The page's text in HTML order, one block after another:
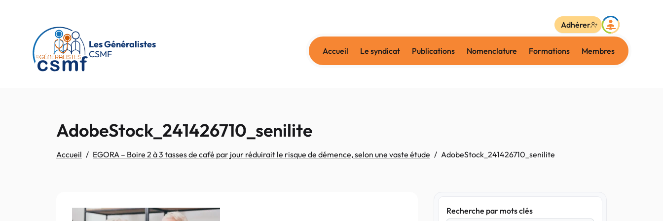
Les Généralistes
CSMF
Accueil Le syndicat Publications Nomenclature Formations Membres
Adhérer
AdobeStock_241426710_senilite
Accueil EGORA – Boire 2 à 3 tasses de café par jour réduirait le risque de démence, selon une vaste étude AdobeStock_241426710_senilite
Recherche par mots clés